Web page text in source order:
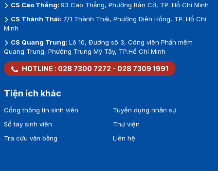
CS Cao Thắng: 93 Cao Thắng, Phường Bàn Cờ, TP. Hồ Chí Minh
CS Thành Thái: 7/1 Thành Thái, Phường Diên Hồng, TP. Hồ Chí
Minh
CS Quang Trung: Lô 10, Đường số 3, Công viên Phần mềm
Quang Trung, Phường Trung Mỹ Tây, TP.Hồ Chí Minh
HOTLINE : 028 7300 7272 - 028 7309 1991
Tiện ích khác
Cổng thông tin sinh viên
Sổ tay sinh viên
Tra cứu văn bằng
Tuyển dụng nhân sự
Thư viện
Liên hệ